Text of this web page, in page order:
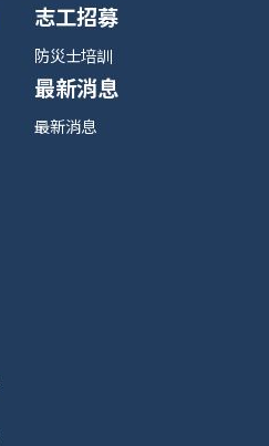
志工招募
防災士培訓
最新消息
最新消息